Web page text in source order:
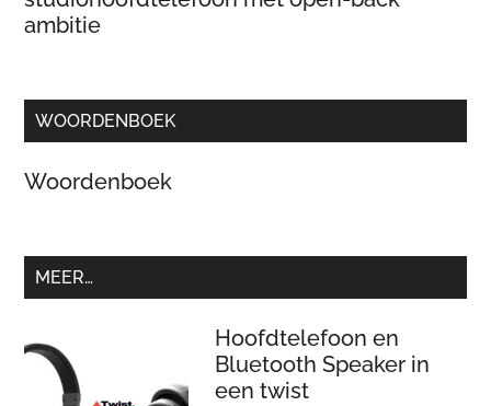
ambitie
WOORDENBOEK
Woordenboek
MEER…
Hoofdtelefoon en
Bluetooth Speaker in
een twist